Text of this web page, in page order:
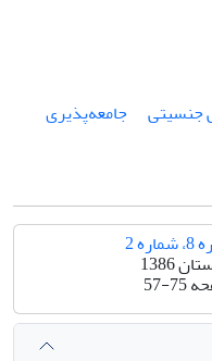
جنسیتی
جامعه‌پذیری
2
1386
57-75